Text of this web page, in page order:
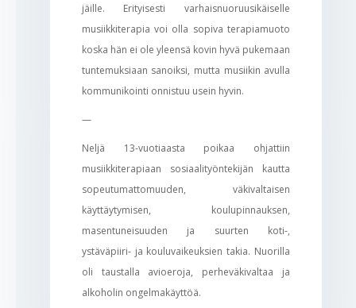
jäille. Erityisesti varhaisnuoruusikäiselle
musiikkiterapia voi olla sopiva terapiamuoto
koska hän ei ole yleensä kovin hyvä pukemaan
tuntemuksiaan sanoiksi, mutta musiikin avulla
kommunikointi onnistuu usein hyvin.
—
Neljä 13-vuotiaasta poikaa ohjattiin
musiikkiterapiaan sosiaalityöntekijän kautta
sopeutumattomuuden, väkivaltaisen
käyttäytymisen, koulupinnauksen,
masentuneisuuden ja suurten koti-,
ystäväpiiri- ja kouluvaikeuksien takia. Nuorilla
oli taustalla avioeroja, perheväkivaltaa ja
alkoholin ongelmakäyttöä.